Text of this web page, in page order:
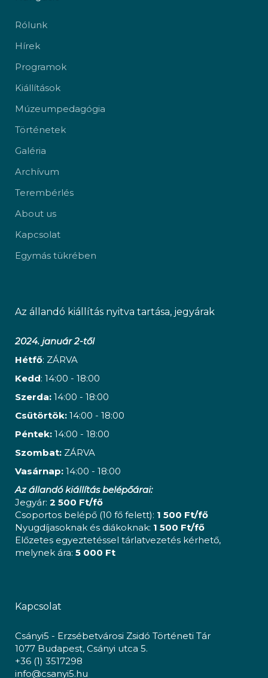
Rólunk
Hírek
Programok
Kiállítások
Múzeumpedagógia
Történetek
Galéria
Archívum
Terembérlés
About us
Kapcsolat
Egymás tükrében
Az állandó kiállítás nyitva tartása, jegyárak
2024. január 2-től
Hétfő: ZÁRVA
Kedd: 14:00 - 18:00
Szerda: 14:00 - 18:00
Csütörtök: 14:00 - 18:00
Péntek: 14:00 - 18:00
Szombat: ZÁRVA
Vasárnap: 14:00 - 18:00
Az állandó kiállítás belépőárai:
Jegyár: 2 500 Ft/fő
Csoportos belépő (10 fő felett): 1 500 Ft/fő
Nyugdíjasoknak és diákoknak: 1 500 Ft/fő
Előzetes egyeztetéssel tárlatvezetés kérhető,
melynek ára: 5 000 Ft
Kapcsolat
Csányi5 - Erzsébetvárosi Zsidó Történeti Tár
1077 Budapest, Csányi utca 5.
+36 (1) 3517298
info@csanyi5.hu